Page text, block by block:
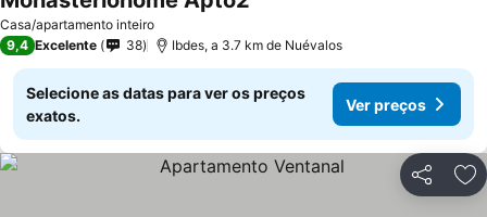
Casa/apartamento inteiro
9,4 Excelente 38 Ibdes, a 3.7 km de Nuévalos
Selecione as datas para ver os preços
exatos.
Ver preços
Partilhar